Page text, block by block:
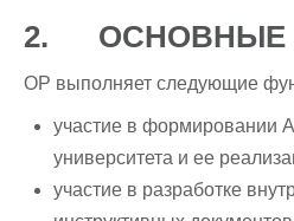
2. ОСНОВНЫЕ
ОР выполняет следующие
участие в формировании
университета и ее
участие в разработке